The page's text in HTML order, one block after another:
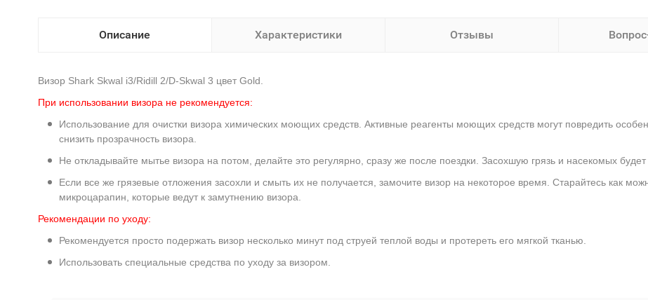
Описание Характеристики Отзывы
Визор Shark Skwal i3/Ridill 2/D-Skwal 3 цвет Gold.
При использовании визора не рекомендуется:
Использование для очистки визора химических моющих средств. Активные реагенты моющих средств могут повредить
снизить прозрачность визора.
Не откладывайте мытье визора на потом, делайте это регулярно, сразу же после поездки. Засохшую грязь и насекомых
Если все же грязевые отложения засохли и смыть их не получается, замочите визор на некоторое время. Старайтесь как
микроцарапин, которые ведут к замутнению визора.
Рекомендации по уходу:
Рекомендуется просто подержать визор несколько минут под струей теплой воды и протереть его мягкой тканью.
Использовать специальные средства по уходу за визором.